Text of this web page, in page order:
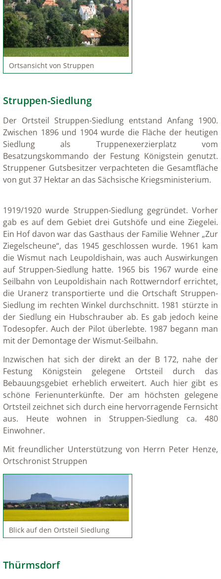
Ortsansicht von Struppen
Struppen-Siedlung
Der Ortsteil Struppen-Siedlung entstand Anfang 1900.
Zwischen 1896 und 1904 wurde die Fläche der heutigen
Siedlung als Truppenexerzierplatz vom
Besatzungskommando der Festung Königstein genutzt.
Struppener Gutsbesitzer verpachteten die Gesamtfläche
von gut 37 Hektar an das Sächsische Kriegsministerium.
1919/1920 wurde Struppen-Siedlung gegründet. Vorher
gab es auf dem Gebiet drei Gutshöfe und eine Ziegelei.
Ein Hof davon war das Gasthaus der Familie Wehner „Zur
Ziegelscheune“, das 1945 geschlossen wurde. 1961 kam
die Wismut nach Leupoldishain, was auch Auswirkungen
auf Struppen-Siedlung hatte. 1965 bis 1967 wurde eine
Seilbahn von Leupoldishain nach Rottwerndorf errichtet,
die Uranerz transportierte und die Ortschaft Struppen-
Siedlung im rechten Winkel durchschnitt. 1981 stürzte in
der Siedlung ein Hubschrauber ab. Es gab jedoch keine
Todesopfer. Auch der Pilot überlebte. 1987 begann man
mit der Demontage der Wismut-Seilbahn.
Inzwischen hat sich der direkt an der B 172, nahe der
Festung Königstein gelegene Ortsteil durch das
Bebauungsgebiet erheblich erweitert. Auch hier gibt es
schöne Ferienunterkünfte. Der am höchsten gelegene
Ortsteil zeichnet sich durch eine hervorragende Fernsicht
aus. Heute wohnen in Struppen-Siedlung ca. 480
Einwohner.
Mit freundlicher Unterstützung von Herrn Peter Henze,
Ortschronist Struppen
Blick auf den Ortsteil Siedlung
Thürmsdorf